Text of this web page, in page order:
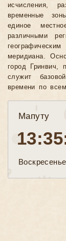
исчисления,
временные
единое
различными
меридиана.
город Гринвич,
служит
времени по
Мапуту